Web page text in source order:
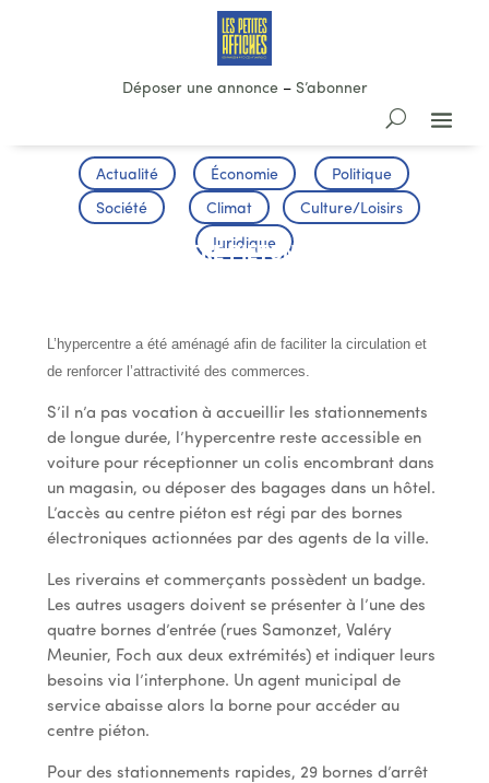
Déposer une annonce– S’abonner
Actualité Économie Politique
Société Climat Culture/Loisirs
Juridique
PAU : LE CENTRE PIETON, COMMENT ÇA
L’hypercentre a été aménagé afin de faciliter la circulation et
de renforcer l’attractivité des commerces.
S’il n’a pas vocation à accueillir les stationnements
de longue durée, l’hypercentre reste accessible en
voiture pour réceptionner un colis encombrant dans
un magasin, ou déposer des bagages dans un hôtel.
L’accès au centre piéton est régi par des bornes
électroniques actionnées par des agents de la ville.
Les riverains et commerçants possèdent un badge.
Les autres usagers doivent se présenter à l’une des
quatre bornes d’entrée (rues Samonzet, Valéry
Meunier, Foch aux deux extrémités) et indiquer leurs
besoins via l’interphone. Un agent municipal de
service abaisse alors la borne pour accéder au
centre piéton.
Pour des stationnements rapides, 29 bornes d’arrêt